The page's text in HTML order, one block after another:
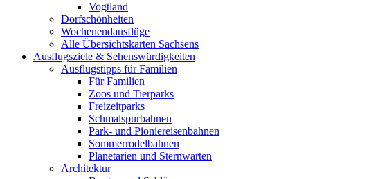
Vogtland
Dorfschönheiten
Wochenendausflüge
Alle Übersichtskarten Sachsens
Ausflugsziele & Sehenswürdigkeiten
Ausflugstipps für Familien
Für Familien
Zoos und Tierparks
Freizeitparks
Schmalspurbahnen
Park- und Pioniereisenbahnen
Sommerrodelbahnen
Planetarien und Sternwarten
Architektur